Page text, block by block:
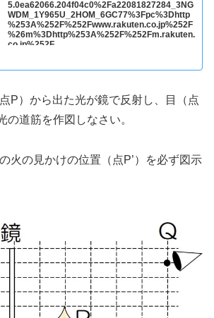
5.0ea62066.204f04c0%2Fa22081827284_3NG
WDM_1Y965U_2HOM_6GC77%3Fpc%3Dhttp
%253A%252F%252Fwww.rakuten.co.jp%252F
%26m%3Dhttp%253A%252F%252Fm.rakuten.
co.jp%252F
P）から出た光が鏡で反射し、目（点
の道筋を作図しなさい。
火の見かけの位置（点P’）を必ず図示